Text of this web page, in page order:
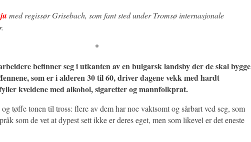
med regissør Grisebach, som fant sted under Tromsø internasjonale
*
befinner seg i utkanten av en bulgarsk landsby der de skal bygge
som er i alderen 30 til 60, driver dagene vekk med hardt
kveldene med alkohol, sigaretter og mannfolkprat.
tøffe tonen til tross: flere av dem har noe vaktsomt og sårbart ved seg, som
som de vet at dypest sett ikke er deres eget, men som likevel er det eneste